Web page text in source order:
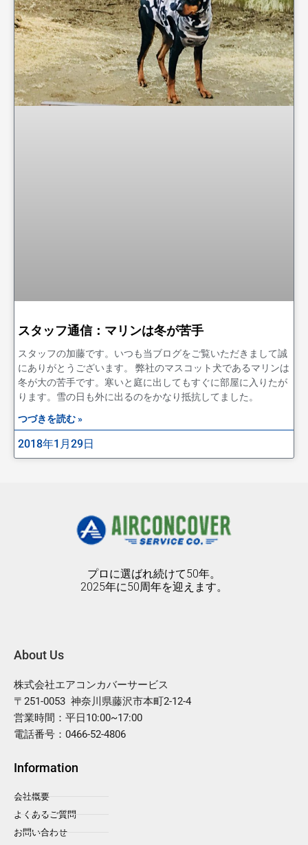
スタッフ通信：マリンは冬が苦手
スタッフの加藤です。いつも当ブログをご覧いただきまして誠
にありがとうございます。 弊社のマスコット犬であるマリンは
冬が大の苦手です。寒いと庭に出してもすぐに部屋に入りたが
ります。雪の日も外に出るのをかなり抵抗してました。
つづきを読む »
2018年1月29日
プロに選ばれ続けて50年。
2025年に50周年を迎えます。
About Us
株式会社エアコンカバーサービス
〒251-0053 神奈川県藤沢市本町2-12-4
営業時間：平日10:00~17:00
電話番号：0466-52-4806
Information
会社概要
よくあるご質問
お問い合わせ